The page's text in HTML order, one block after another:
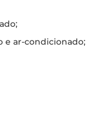
e ar-condicionado;